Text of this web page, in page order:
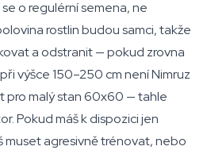
o regulérní semena, ne
rostlin budou samci, takže
a odstranit — pokud zrovna
výšce 150–250 cm není Nimruz
pro malý stan 60x60 — tahle
Pokud máš k dispozici jen
muset agresivně trénovat, nebo